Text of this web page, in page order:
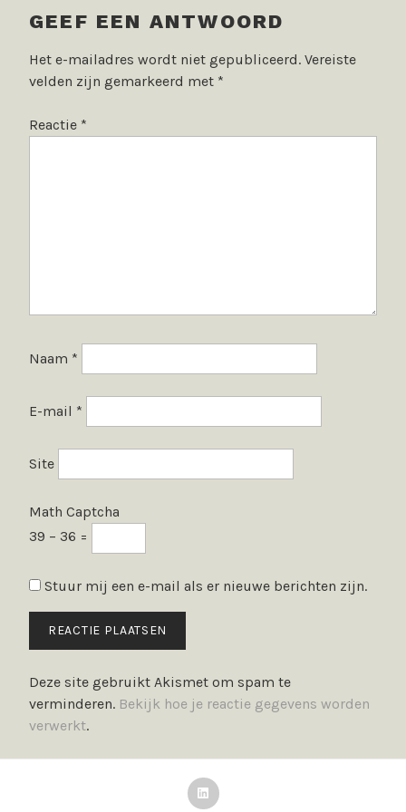
GEEF EEN ANTWOORD
Het e-mailadres wordt niet gepubliceerd. Vereiste
velden zijn gemarkeerd met *
Reactie *
Naam *
E-mail *
Site
Math Captcha
39 − 36 =
Stuur mij een e-mail als er nieuwe berichten zijn.
Deze site gebruikt Akismet om spam te
verminderen. Bekijk hoe je reactie gegevens worden
verwerkt.
LinkedIn